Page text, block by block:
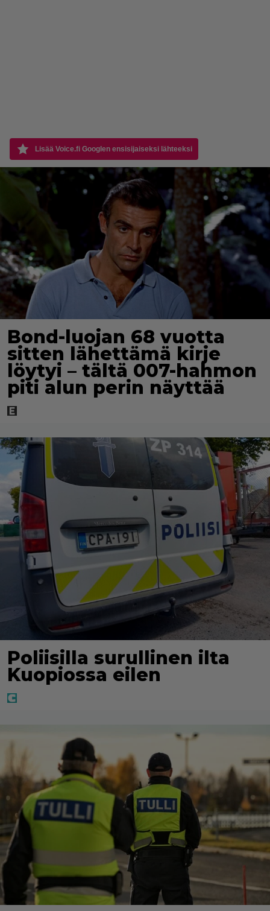
Lisää Voice.fi Googlen ensisijaiseksi lähteeksi
Bond-luojan 68 vuotta
sitten lähettämä kirje
löytyi – tältä 007-hahmon
piti alun perin näyttää
Poliisilla surullinen ilta
Kuopiossa eilen